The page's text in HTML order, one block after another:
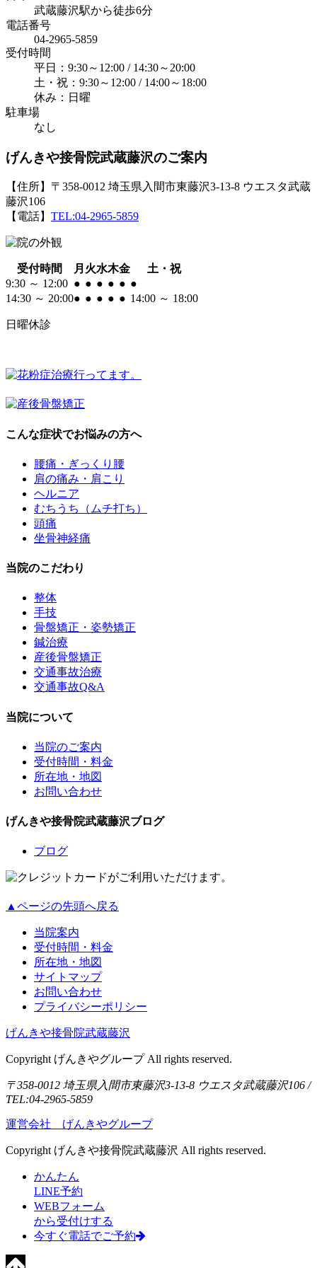
武蔵藤沢駅から徒歩6分
電話番号
04-2965-5859
受付時間
平日：9:30～12:00 / 14:30～20:00
土・祝：9:30～12:00 / 14:00～18:00
休み：日曜
駐車場
なし
げんきや接骨院武蔵藤沢のご案内
【住所】〒358-0012 埼玉県入間市東藤沢3-13-8 ウエスタ武蔵
藤沢106
【電話】 TEL:04-2965-5859
受付時間 月 火水木金
土・祝
9:30 ～ 12:00 ● ● ● ● ● ●
14:30 ～ 20:00● ● ● ● ● 14:00 ～ 18:00
日曜休診
こんな症状でお悩みの方へ
腰痛・ぎっくり腰
肩の痛み・肩こり
ヘルニア
むちうち（ムチ打ち）
頭痛
坐骨神経痛
当院のこだわり
整体
手技
骨盤矯正・姿勢矯正
鍼治療
産後骨盤矯正
交通事故治療
交通事故Q&A
当院について
当院のご案内
受付時間・料金
所在地・地図
お問い合わせ
げんきや接骨院武蔵藤沢ブログ
ブログ
▲ページの先頭へ戻る
当院案内
受付時間・料金
所在地・地図
サイトマップ
お問い合わせ
プライバシーポリシー
げんきや接骨院武蔵藤沢
Copyright げんきやグループ All rights reserved.
〒358-0012 埼玉県入間市東藤沢3-13-8 ウエスタ武蔵藤沢106 /
TEL:04-2965-5859
運営会社 げんきやグループ
Copyright げんきや接骨院武蔵藤沢 All rights reserved.
かんたん
LINE予約
WEBフォーム
から受付けする
今すぐ電話でご予約